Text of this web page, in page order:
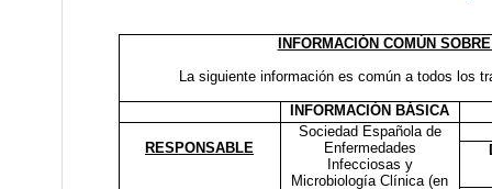
INFORMACIÓN COMÚN
La siguiente información es común a todos los
INFORMACIÓN BÁSICA
RESPONSABLE
Sociedad Española de
Enfermedades
Infecciosas y
Microbiología Clínica (en